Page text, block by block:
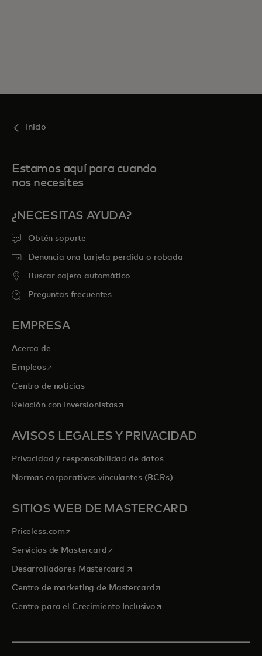
Inicio
Estamos aquí para cuando
nos necesites
¿NECESITAS AYUDA?
Obtén soporte
Denuncia una tarjeta perdida o robada
Buscar cajero automático
Preguntas frecuentes
EMPRESA
Acerca de
Empleosse abre en una pestaña nueva
Centro de noticias
Relación con Inversionistasse abre en una pestaña nueva
AVISOS LEGALES Y PRIVACIDAD
Privacidad y responsabilidad de datos
Normas corporativas vinculantes (BCRs)
SITIOS WEB DE MASTERCARD
Priceless.com se abre en una pestaña nueva
Servicios de Mastercardse abre en una pestaña nueva
Desarrolladores Mastercard se abre en una pestaña nueva
Centro de marketing de Mastercardse abre en una pestaña
Centro para el Crecimiento Inclusivose abre en una pestaña